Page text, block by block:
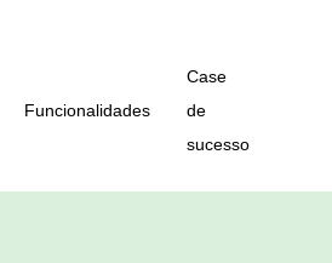
Funcionalidades
Case
de
sucesso